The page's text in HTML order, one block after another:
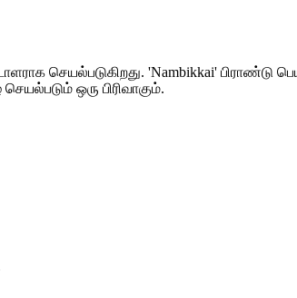
செயல்படுகிறது. 'Nambikkai'
ஒரு பிரிவாகும்.